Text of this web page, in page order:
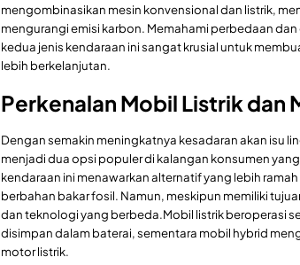
mengombinasikan mesin konvensional dan listrik,
mengurangi emisi karbon. Memahami perbedaan
kedua jenis kendaraan ini sangat krusial untuk
lebih berkelanjutan.
Perkenalan Mobil Listrik dan
Dengan semakin meningkatnya kesadaran akan isu
menjadi dua opsi populer di kalangan konsumen
kendaraan ini menawarkan alternatif yang lebih
berbahan bakar fosil. Namun, meskipun memiliki
dan teknologi yang berbeda.Mobil listrik beroperasi
disimpan dalam baterai, sementara mobil hybrid
motor listrik.